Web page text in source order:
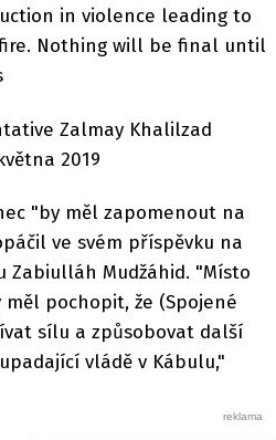
in violence leading to
Nothing will be final until
Zalmay Khalilzad
2019
"by měl zapomenout na
ve svém příspěvku na
Mudžáhid. "Místo
pochopit, že (Spojené
sílu a způsobovat další
vládě v Kábulu,"